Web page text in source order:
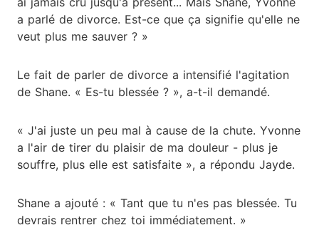
a parlé de divorce. Est-ce que ça signifie qu'elle ne
veut plus me sauver ? »
Le fait de parler de divorce a intensifié l'agitation
de Shane. « Es-tu blessée ? », a-t-il demandé.
« J'ai juste un peu mal à cause de la chute. Yvonne
a l'air de tirer du plaisir de ma douleur - plus je
souffre, plus elle est satisfaite », a répondu Jayde.
Shane a ajouté : « Tant que tu n'es pas blessée. Tu
devrais rentrer chez toi immédiatement. »